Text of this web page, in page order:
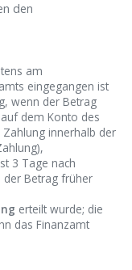
den
am
eingegangen ist
wenn der Betrag
dem Konto des
innerhalb der
3 Tage nach
der Betrag früher
erteilt wurde; die
das Finanzamt